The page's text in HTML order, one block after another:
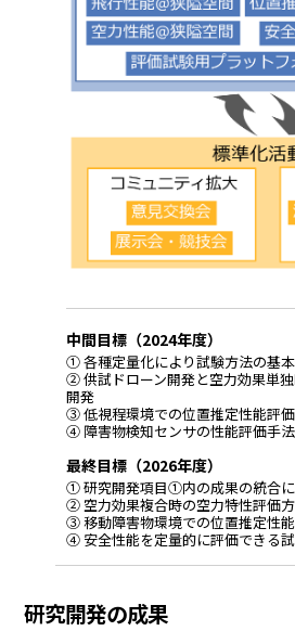
中間目標（2024年度）
① 各種定量化により試験方法の基
② 供試ドローン開発と空力効果単
開発
③ 低視程環境での位置推定性能評
④ 障害物検知センサの性能評価手
最終目標（2026年度）
① 研究開発項目①内の成果の統合
② 空力効果複合時の空力特性評価
③ 移動障害物環境での位置推定性
④ 安全性能を定量的に評価できる
研究開発の成果